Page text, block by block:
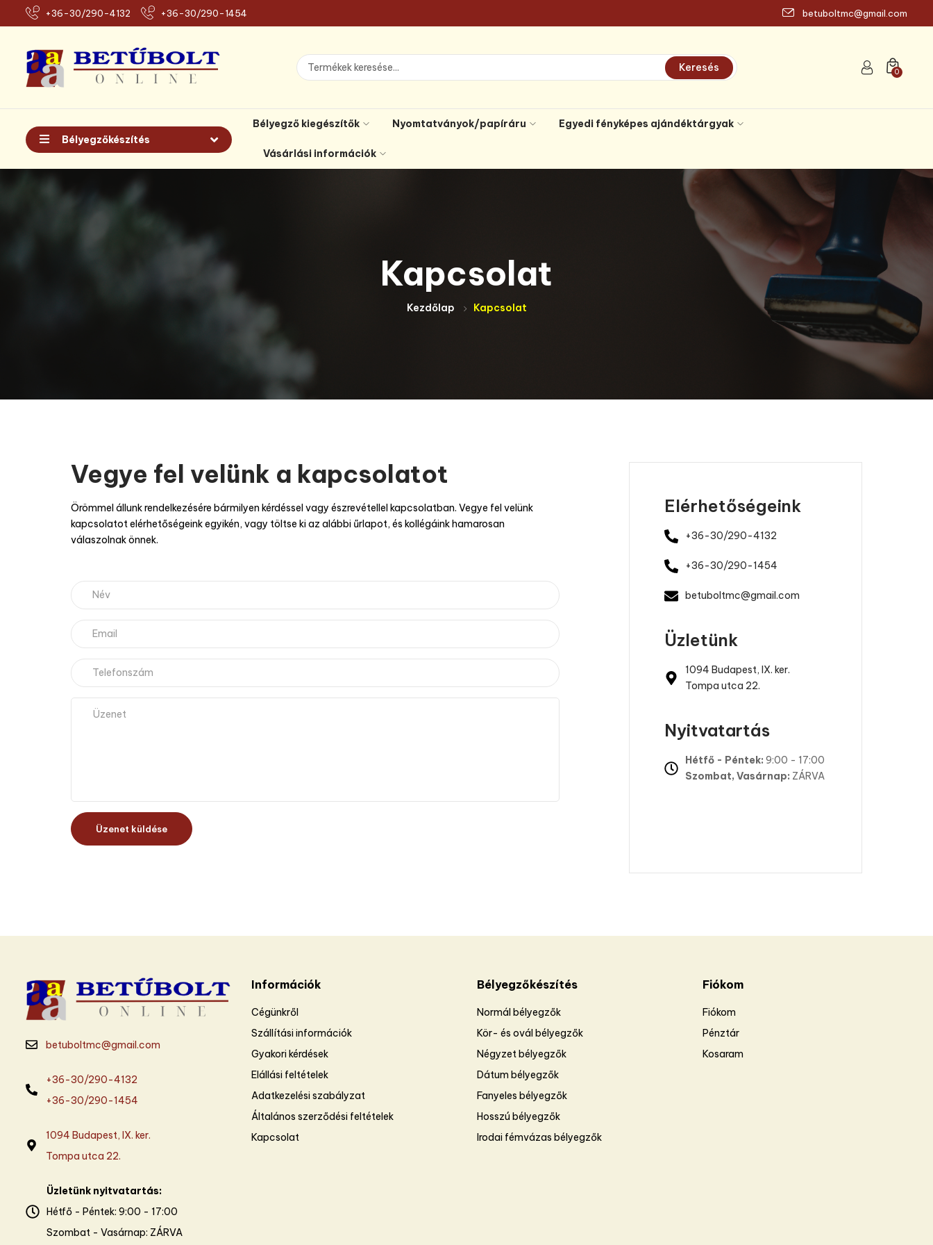
+36-30/290-4132 +36-30/290-1454 betuboltmc@gmail.com
Keresés 0
Bélyegzőkészítés
Bélyegző kiegészítők Nyomtatványok/papíráru Egyedi fényképes ajándéktárgyak
Vásárlási információk
Kapcsolat
Kezdőlap Kapcsolat
Vegye fel velünk a kapcsolatot
Örömmel állunk rendelkezésére bármilyen kérdéssel vagy észrevétellel kapcsolatban. Vegye fel velünk
kapcsolatot elérhetőségeink egyikén, vagy töltse ki az alábbi űrlapot, és kollégáink hamarosan
válaszolnak önnek.
Elérhetőségeink
+36-30/290-4132
+36-30/290-1454
betuboltmc@gmail.com
Üzletünk
1094 Budapest, IX. ker.
Tompa utca 22.
Nyitvatartás
Hétfő - Péntek: 9:00 - 17:00
Szombat, Vasárnap: ZÁRVA
betuboltmc@gmail.com
+36-30/290-4132
+36-30/290-1454
1094 Budapest, IX. ker.
Tompa utca 22.
Üzletünk nyitvatartás:
Hétfő - Péntek: 9:00 - 17:00
Szombat - Vasárnap: ZÁRVA
Információk
Cégünkről
Szállítási információk
Gyakori kérdések
Elállási feltételek
Adatkezelési szabályzat
Általános szerződési feltételek
Kapcsolat
Bélyegzőkészítés
Normál bélyegzők
Kör- és ovál bélyegzők
Négyzet bélyegzők
Dátum bélyegzők
Fanyeles bélyegzők
Hosszú bélyegzők
Irodai fémvázas bélyegzők
Fiókom
Fiókom
Pénztár
Kosaram